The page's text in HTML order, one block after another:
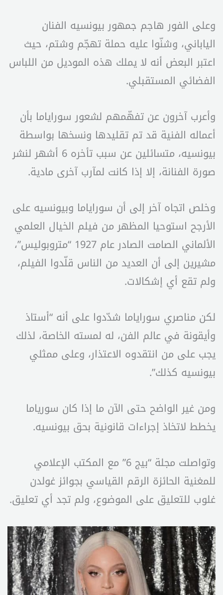
وعلى الفور هاجم جمهور بيونسيه الفنان
الياباني، وشنّوا عليه حملة تهجّم وشتم، حيث
اعتبر البعض أنه لا يملك هذه الموديل من اللباس
الفضائي المستقبلي.
وأعرب آخرون عن تفهّمهم لشعور سوراياما بأن
أعماله الفنية قد تم تقليدها ونسخها بواسطة
بيونسيه، متسائلين عن سبب تأخره 6 أشهر لنشر
صورة الفنانة، إلا إذا كانت لمآرب آخرى مادية.
وخلص اتجاه آخر إلى أن سوراياما وبيونسيه على
الأرجح استوحيا المظهر من فيلم الخيال العلمي
الألماني الصامت الصادر عام 1927 “متروبوليس”،
مشيرين إلى أن العديد من الناس قلّدوا الفيلم،
ولم تقع أي إشكالات.
لكن مناصري سوراياما شدّدوا على أنه “أستاذ
وأيقونة في عالم الفن، له لمسته الخاصة، لذلك
يجب على من انتقدوه الاعتذار، وعلى ممثلي
بيونسيه كذلك”.
ومن غير الواضح حتى الآن ما إذا كان سورياما
يخطط لاتخاذ إجراءات قانونية بحق بيونسيه.
وتواصلت مجلة “بيج 6” مع المكتب الإعلامي
للمغنية الحائزة الرقم القياسي بجوائز غولدن
غلوب للتعليق على الموضوع، ولم تجد أي تعليق.